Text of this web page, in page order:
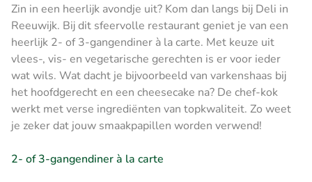
Zin in een heerlijk avondje uit? Kom dan langs bij Deli in
Reeuwijk. Bij dit sfeervolle restaurant geniet je van een
heerlijk 2- of 3-gangendiner à la carte. Met keuze uit
vlees-, vis- en vegetarische gerechten is er voor ieder
wat wils. Wat dacht je bijvoorbeeld van varkenshaas bij
het hoofdgerecht en een cheesecake na? De chef-kok
werkt met verse ingrediënten van topkwaliteit. Zo weet
je zeker dat jouw smaakpapillen worden verwend!
2- of 3-gangendiner à la carte